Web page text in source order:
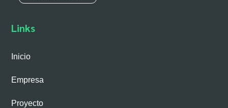
Links
Inicio
Empresa
Proyecto